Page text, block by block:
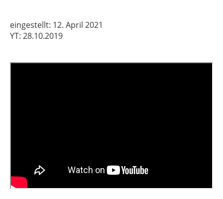
eingestellt: 12. April 2021
YT: 28.10.2019